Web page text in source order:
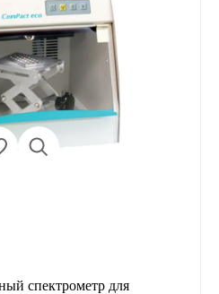
спектрометр для